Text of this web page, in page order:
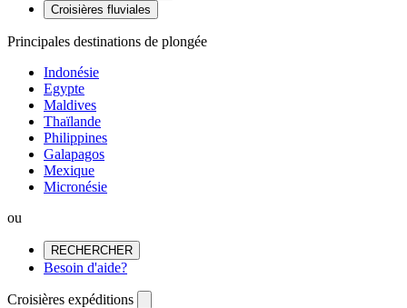
Croisières fluviales
Principales destinations de plongée
Indonésie
Egypte
Maldives
Thaïlande
Philippines
Galapagos
Mexique
Micronésie
ou
RECHERCHER
Besoin d'aide?
Croisières expéditions